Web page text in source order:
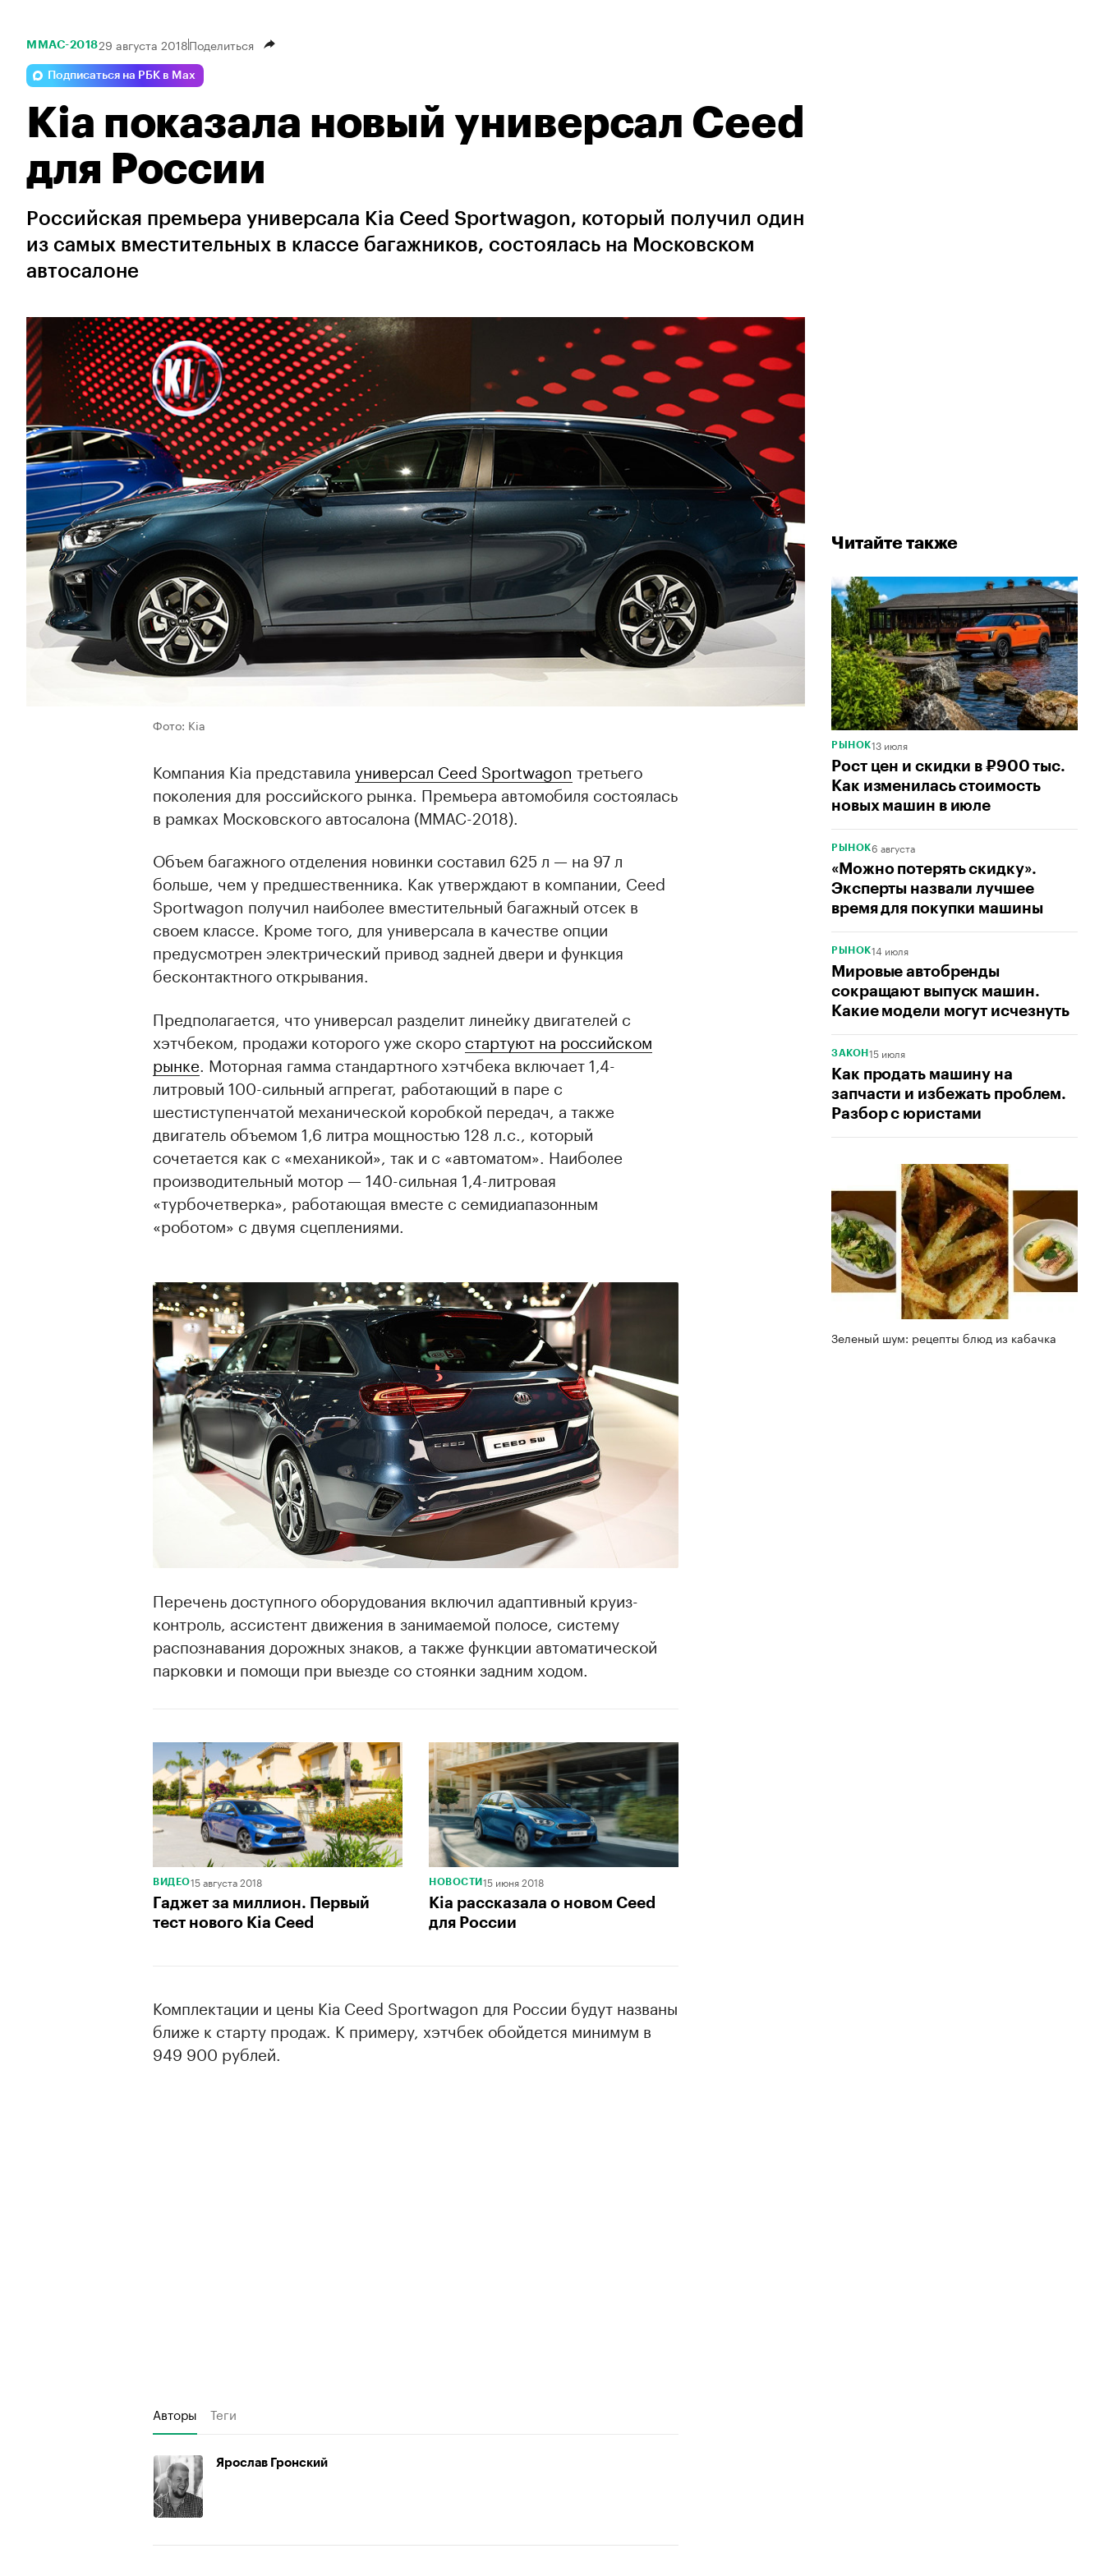
Читайте также
РЫНОК13 июля
Рост цен и скидки в ₽900 тыс.
Как изменилась стоимость
новых машин в июле
РЫНОК6 августа
«Можно потерять скидку».
Эксперты назвали лучшее
время для покупки машины
РЫНОК14 июля
Мировые автобренды
сокращают выпуск машин.
Какие модели могут исчезнуть
ЗАКОН 15 июля
Как продать машину на
запчасти и избежать проблем.
Разбор с юристами
Зеленый шум: рецепты блюд из кабачка
ММАС-201829 августа 2018Поделиться
Подписаться на РБК в Max
Kia показала новый универсал Ceed
для России
Российская премьера универсала Kia Ceed Sportwagon, который получил один
из самых вместительных в классе багажников, состоялась на Московском
автосалоне
Фото: Kia
Компания Kia представила универсал Ceed Sportwagon третьего
поколения для российского рынка. Премьера автомобиля состоялась
в рамках Московского автосалона (ММАС-2018).
Объем багажного отделения новинки составил 625 л — на 97 л
больше, чем у предшественника. Как утверждают в компании, Ceed
Sportwagon получил наиболее вместительный багажный отсек в
своем классе. Кроме того, для универсала в качестве опции
предусмотрен электрический привод задней двери и функция
бесконтактного открывания.
Предполагается, что универсал разделит линейку двигателей с
хэтчбеком, продажи которого уже скоро стартуют на российском
рынке. Моторная гамма стандартного хэтчбека включает 1,4-
литровый 100-сильный агпрегат, работающий в паре с
шестиступенчатой механической коробкой передач, а также
двигатель объемом 1,6 литра мощностью 128 л.с., который
сочетается как с «механикой», так и с «автоматом». Наиболее
производительный мотор — 140-сильная 1,4-литровая
«турбочетверка», работающая вместе с семидиапазонным
«роботом» с двумя сцеплениями.
Перечень доступного оборудования включил адаптивный круиз-
контроль, ассистент движения в занимаемой полосе, систему
распознавания дорожных знаков, а также функции автоматической
парковки и помощи при выезде со стоянки задним ходом.
ВИДЕО15 августа 2018
Гаджет за миллион. Первый
тест нового Kia Ceed
НОВОСТИ 15 июня 2018
Kia рассказала о новом Ceed
для России
Комплектации и цены Kia Ceed Sportwagon для России будут названы
ближе к старту продаж. К примеру, хэтчбек обойдется минимум в
949 900 рублей.
Авторы Теги
Ярослав Гронский